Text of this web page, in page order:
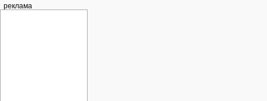
реклама